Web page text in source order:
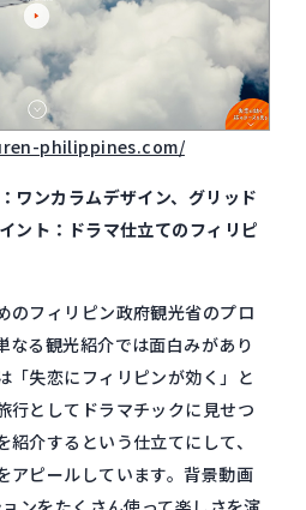
philippines.com/
ワンカラムデザイン、グリッド
ント：ドラマ仕立てのフィリピ
のフィリピン政府観光省のプロ
なる観光紹介では面白みがあり
「失恋にフィリピンが効く」と
行としてドラマチックに見せつ
介するという仕立てにして、
アピールしています。背景動画